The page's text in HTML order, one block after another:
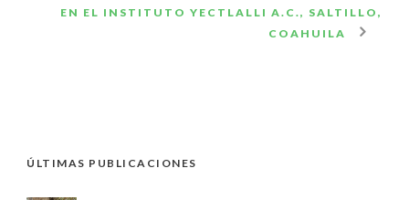
EN EL INSTITUTO YECTLALLI A.C., SALTILLO,
COAHUILA
ÚLTIMAS PUBLICACIONES